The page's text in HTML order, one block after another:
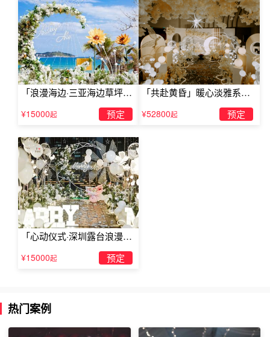
3、The worst way to miss some one is to be sitting right
beside him knowing
you can't have him. 想念一个人最糟糕的方式就是坐在
他身旁,而知道你不能拥有他。
4、就像午后吹来的一阵凉爽的风那般，惬意而轻松，让人
的内心充满了感恩，瞬间变得柔情万分。“Is the love that
the world
「浪漫海边·三亚海边草坪浪
漫求婚」
¥15000起 预定
「共赴黄昏」暖心淡雅系求
婚仪式
¥52800起 预定
「心动仪式·深圳露台浪漫求
¥15000起 预定
热门案例